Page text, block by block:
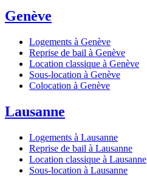
Genève
Logements à Genève
Reprise de bail à Genève
Location classique à Genève
Sous-location à Genève
Colocation à Genève
Lausanne
Logements à Lausanne
Reprise de bail à Lausanne
Location classique à Lausanne
Sous-location à Lausanne